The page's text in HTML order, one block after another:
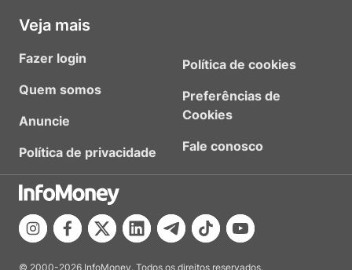
Veja mais
Fazer login
Quem somos
Anuncie
Política de privacidade
Política de cookies
Preferências de
Cookies
Fale conosco
© 2000-2026 InfoMoney. Todos os direitos reservados.